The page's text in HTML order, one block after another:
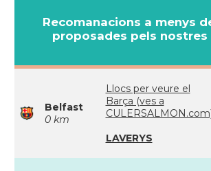
Recomanacions a menys
proposades pels nostres
Belfast
0 km
Llocs per veure el
Barça (ves a
LAVERYS